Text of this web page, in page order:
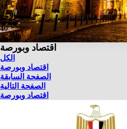
38℃
الأحد
40℃
الأثنين
اقتصاد وبورصة
الكل
اقتصاد وبورصة
الصفحة السابقة
الصفحة التالية
اقتصاد وبورصة